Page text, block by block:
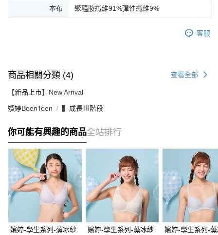
本布 聚醯胺纖維91%彈性纖維9%
客服
商品相關分類 (4) 查看全部
【新品上市】New Arrival
嬪婷BeenTeen ▍成長Ⅲ階段
你可能有興趣的商品全站排行
嬪婷-學生系列-藻冰紗
嬪婷-學生系列-藻冰紗
嬪婷-學生系列-